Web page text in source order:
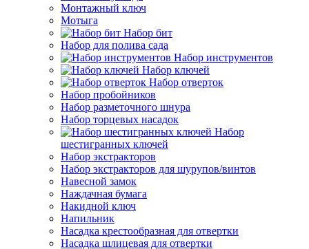
Монтажный ключ
Мотыга
Набор бит
Набор для полива сада
Набор инструментов
Набор ключей
Набор отверток
Набор пробойников
Набор разметочного шнура
Набор торцевых насадок
Набор
шестигранных ключей
Набор экстракторов
Набор экстракторов для шурупов/винтов
Навесной замок
Наждачная бумага
Накидной ключ
Напильник
Насадка крестообразная для отвертки
Насадка шлицевая для отвертки